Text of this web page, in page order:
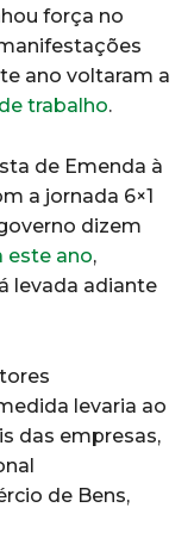
força no
ano voltaram a
trabalho.
de Emenda à
a jornada 6×1
dizem
este ano,
levada adiante
levaria ao
das empresas,
de Bens,